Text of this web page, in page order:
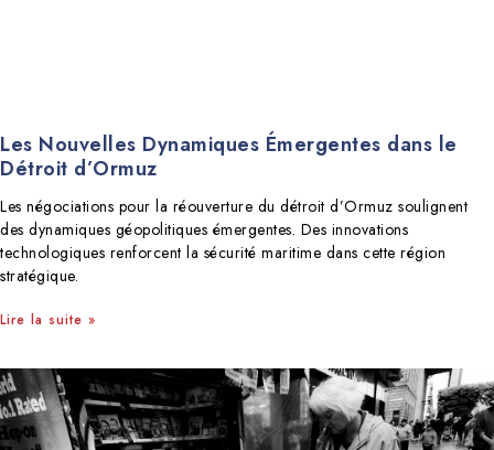
Les Nouvelles Dynamiques Émergentes dans le
Détroit d’Ormuz
Les négociations pour la réouverture du détroit d’Ormuz soulignent
des dynamiques géopolitiques émergentes. Des innovations
technologiques renforcent la sécurité maritime dans cette région
stratégique.
Lire la suite »